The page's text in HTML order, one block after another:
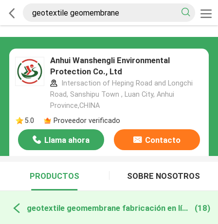
Anhui Wanshengli Environmental
Protection Co., Ltd
Intersaction of Heping Road and Longchi
Road, Sanshipu Town , Luan City, Anhui
Province,CHINA
5.0
Proveedor verificado
Llama ahora Contacto
PRODUCTOS SOBRE NOSOTROS
geotextile geomembrane fabricación en línea (18)